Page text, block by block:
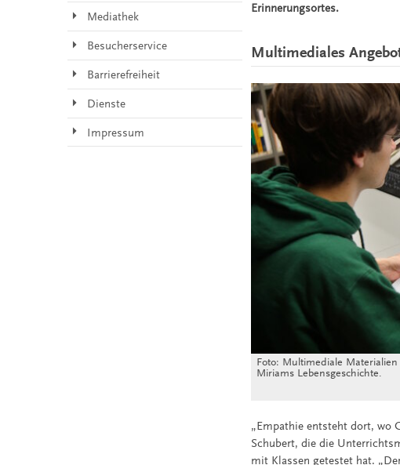
Erinnerungsortes.
Multimediales
Foto: Multimediale
Miriams Lebensgeschichte.
„Empathie entsteht dort, wo
Schubert, die die
mit Klassen getestet hat.
Mediathek
Besucherservice
Barrierefreiheit
Dienste
Impressum